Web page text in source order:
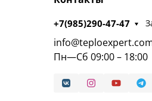
+7(985)290-47-47
Пн—Сб 09:00 – 18:00